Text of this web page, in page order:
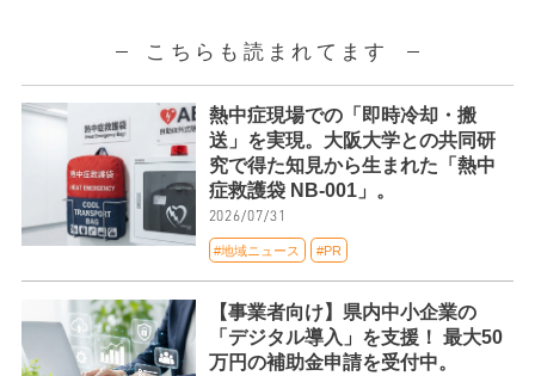
こちらも読まれてます
熱中症現場での「即時冷却・搬
送」を実現。大阪大学との共同研
究で得た知見から生まれた「熱中
症救護袋 NB-001」。
2026/07/31
#地域ニュース #PR
【事業者向け】県内中小企業の
「デジタル導入」を支援！ 最大50
万円の補助金申請を受付中。